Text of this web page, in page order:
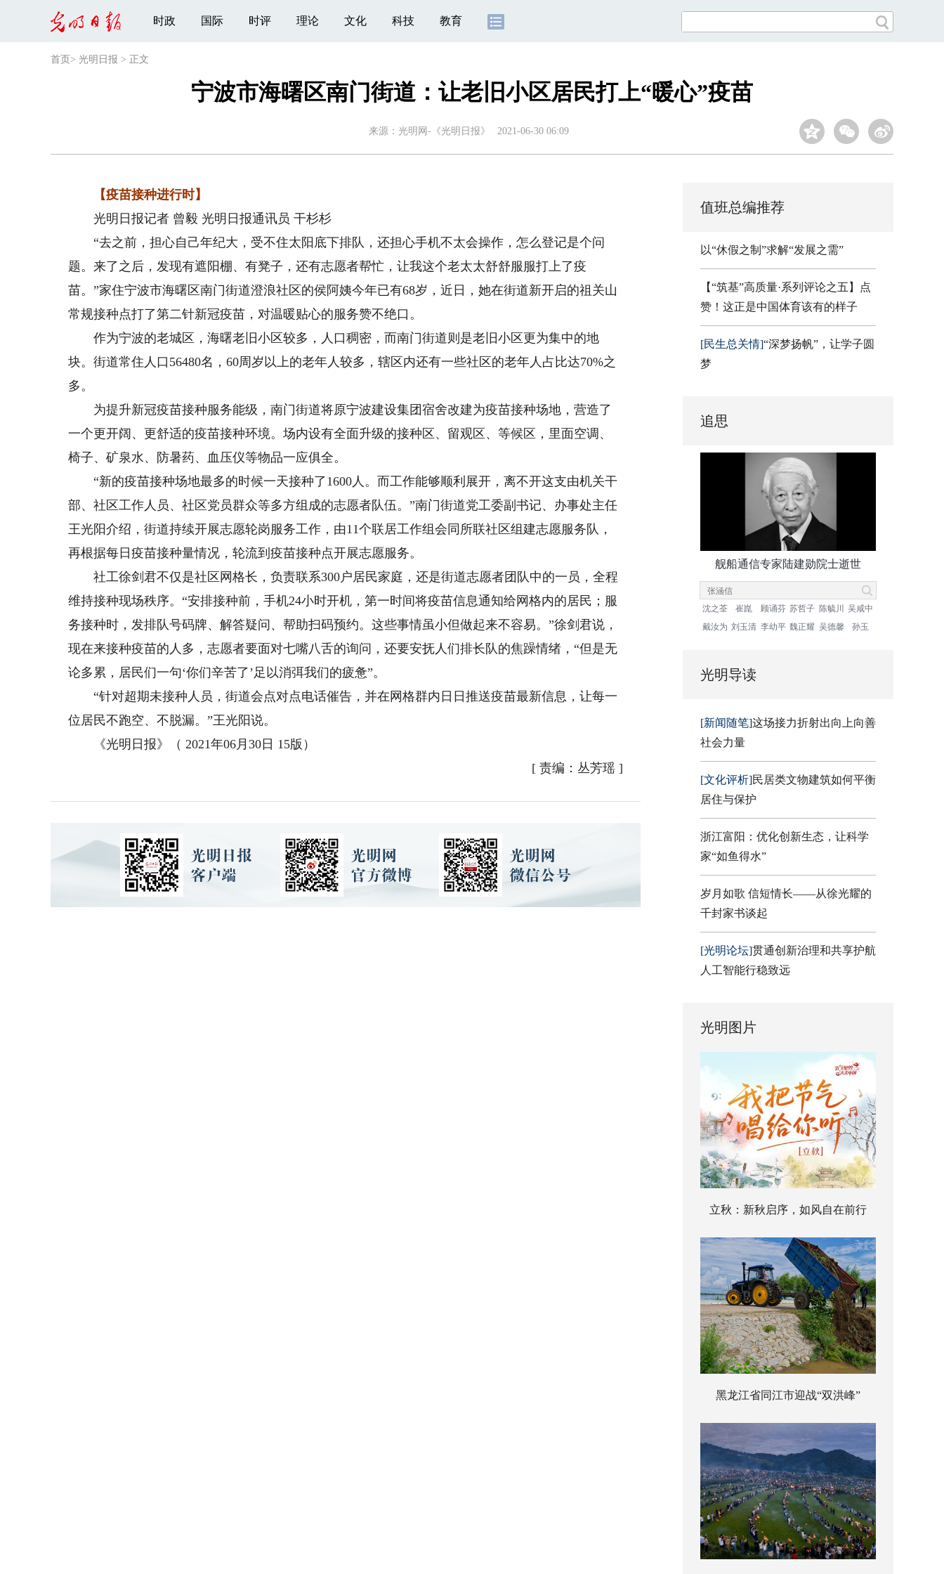
时政 国际 时评 理论 文化 科技 教育
首页 > 光明日报 > 正文
宁波市海曙区南门街道：让老旧小区居民打上“暖心”疫苗
来源： 光明网-《光明日报》 2021-06-30 06:09
【疫苗接种进行时】
光明日报记者 曾毅 光明日报通讯员 干杉杉
“去之前，担心自己年纪大，受不住太阳底下排队，还担心手机不太会操作，怎么登记是个问
题。来了之后，发现有遮阳棚、有凳子，还有志愿者帮忙，让我这个老太太舒舒服服打上了疫
苗。”家住宁波市海曙区南门街道澄浪社区的侯阿姨今年已有68岁，近日，她在街道新开启的祖关山
常规接种点打了第二针新冠疫苗，对温暖贴心的服务赞不绝口。
作为宁波的老城区，海曙老旧小区较多，人口稠密，而南门街道则是老旧小区更为集中的地
块。街道常住人口56480名，60周岁以上的老年人较多，辖区内还有一些社区的老年人占比达70%之
多。
为提升新冠疫苗接种服务能级，南门街道将原宁波建设集团宿舍改建为疫苗接种场地，营造了
一个更开阔、更舒适的疫苗接种环境。场内设有全面升级的接种区、留观区、等候区，里面空调、
椅子、矿泉水、防暑药、血压仪等物品一应俱全。
“新的疫苗接种场地最多的时候一天接种了1600人。而工作能够顺利展开，离不开这支由机关干
部、社区工作人员、社区党员群众等多方组成的志愿者队伍。”南门街道党工委副书记、办事处主任
王光阳介绍，街道持续开展志愿轮岗服务工作，由11个联居工作组会同所联社区组建志愿服务队，
再根据每日疫苗接种量情况，轮流到疫苗接种点开展志愿服务。
社工徐剑君不仅是社区网格长，负责联系300户居民家庭，还是街道志愿者团队中的一员，全程
维持接种现场秩序。“安排接种前，手机24小时开机，第一时间将疫苗信息通知给网格内的居民；服
务接种时，发排队号码牌、解答疑问、帮助扫码预约。这些事情虽小但做起来不容易。”徐剑君说，
现在来接种疫苗的人多，志愿者要面对七嘴八舌的询问，还要安抚人们排长队的焦躁情绪，“但是无
论多累，居民们一句‘你们辛苦了’足以消弭我们的疲惫”。
“针对超期未接种人员，街道会点对点电话催告，并在网格群内日日推送疫苗最新信息，让每一
位居民不跑空、不脱漏。”王光阳说。
《光明日报》（ 2021年06月30日 15版）
[ 责编：丛芳瑶]
值班总编推荐
以“休假之制”求解“发展之需”
【“筑基”高质量·系列评论之五】点
赞！这正是中国体育该有的样子
[民生总关情]“深梦扬帆”，让学子圆
梦
追思
舰船通信专家陆建勋院士逝世
沈之荃 崔崑 顾诵芬 苏哲子 陈毓川
吴咸中
戴汝为 刘玉清 李幼平 魏正耀 吴德馨 孙玉
光明导读
[新闻随笔]这场接力折射出向上向善
社会力量
[文化评析]民居类文物建筑如何平衡
居住与保护
浙江富阳：优化创新生态，让科学
家“如鱼得水”
岁月如歌 信短情长——从徐光耀的
千封家书谈起
[光明论坛]贯通创新治理和共享护航
人工智能行稳致远
光明图片
立秋：新秋启序，如风自在前行
黑龙江省同江市迎战“双洪峰”